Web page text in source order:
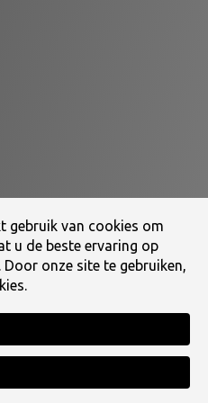
gebruik van cookies om
u de beste ervaring op
onze site te gebruiken,
van Nederland! | Kartdelen.nl. All
Rights Reserved.